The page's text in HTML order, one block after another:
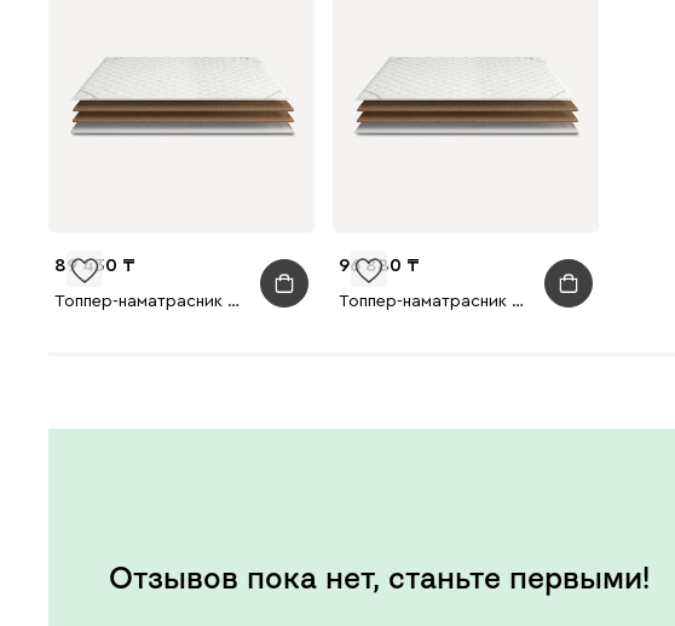
89 430
Топпер-наматрасник Тейн 160x200
96 880
Топпер-наматрасник Тейн 180x200
Отзывов пока нет, станьте первыми!